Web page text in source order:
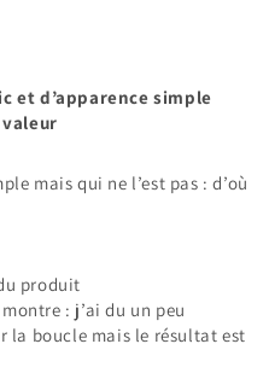
et d’apparence simple
valeur
mais qui ne l’est pas : d’où
produit
: j’ai du un peu
la boucle mais le résultat est
pour ajouter des
et afficher vos